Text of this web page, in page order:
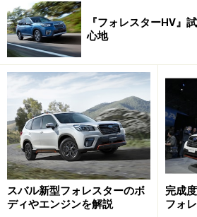
『フォレスターHV』
心地
スバル新型フォレスターのボ
ディやエンジンを解説
完成
フォ